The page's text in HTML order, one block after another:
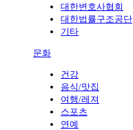
대한변호사협회
대한법률구조공단
기타
문화
건강
음식/맛집
여행/레져
스포츠
연예